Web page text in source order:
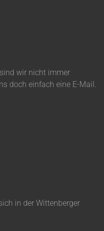
wir nicht immer
doch einfach eine E-Mail.
in der Wittenberger